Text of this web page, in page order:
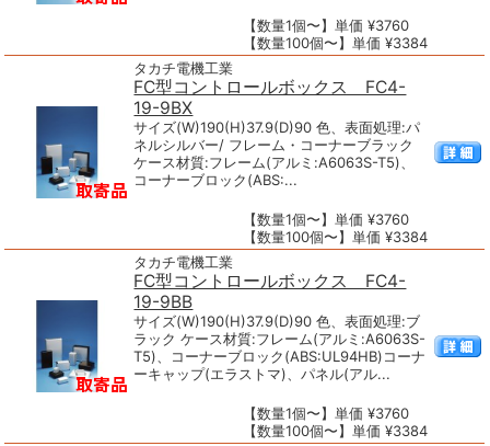
【数量1個〜】単価 ¥3760
【数量100個〜】単価 ¥3384
タカチ電機工業
FC型コントロールボックス FC4-
19-9BX
サイズ(W)190(H)37.9(D)90 色、表面処理:パ
ネルシルバー/ フレーム・コーナーブラック
ケース材質:フレーム(アルミ:A6063S-T5)、
コーナーブロック(ABS:...
【数量1個〜】単価 ¥3760
【数量100個〜】単価 ¥3384
タカチ電機工業
FC型コントロールボックス FC4-
19-9BB
サイズ(W)190(H)37.9(D)90 色、表面処理:ブ
ラック ケース材質:フレーム(アルミ:A6063S-
T5)、コーナーブロック(ABS:UL94HB)コーナ
ーキャップ(エラストマ)、パネル(アル...
【数量1個〜】単価 ¥3760
【数量100個〜】単価 ¥3384